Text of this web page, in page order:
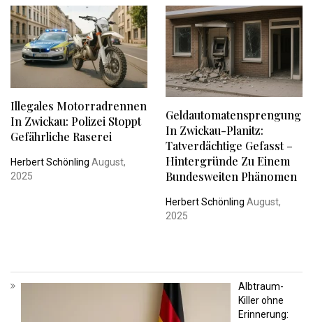
Illegales Motorradrennen
In Zwickau: Polizei Stoppt
Gefährliche Raserei
Herbert Schönling August,
2025
Geldautomatensprengung
In Zwickau-Planitz:
Tatverdächtige Gefasst –
Hintergründe Zu Einem
Bundesweiten Phänomen
Herbert Schönling August,
2025
Albtraum-
Killer ohne
Erinnerung: